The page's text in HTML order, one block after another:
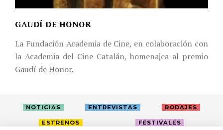
GAUDÍ DE HONOR
La Fundación Academia de Cine, en colaboración con
la Academia del Cine Catalán, homenajea al premio
Gaudí de Honor.
NOTICIAS ENTREVISTAS RODAJES
ESTRENOS FESTIVALES